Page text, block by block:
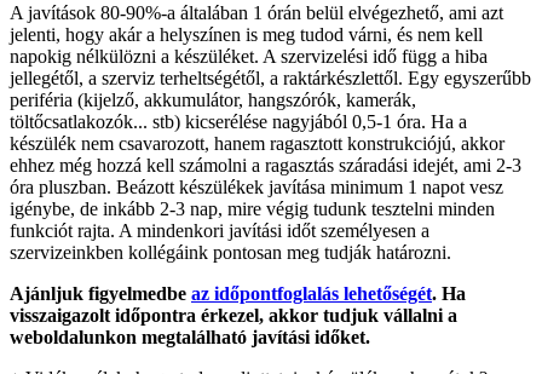
A javítások 80-90%-a általában 1 órán belül elvégezhető, ami azt
jelenti, hogy akár a helyszínen is meg tudod várni, és nem kell
napokig nélkülözni a készüléket. A szervizelési idő függ a hiba
jellegétől, a szerviz terheltségétől, a raktárkészlettől. Egy egyszerűbb
periféria (kijelző, akkumulátor, hangszórók, kamerák,
töltőcsatlakozók... stb) kicserélése nagyjából 0,5-1 óra. Ha a
készülék nem csavarozott, hanem ragasztott konstrukciójú, akkor
ehhez még hozzá kell számolni a ragasztás száradási idejét, ami 2-3
óra pluszban. Beázott készülékek javítása minimum 1 napot vesz
igénybe, de inkább 2-3 nap, mire végig tudunk tesztelni minden
funkciót rajta. A mindenkori javítási időt személyesen a
szervizeinkben kollégáink pontosan meg tudják határozni.
Ajánljuk figyelmedbe az időpontfoglalás lehetőségét. Ha
visszaigazolt időpontra érkezel, akkor tudjuk vállalni a
weboldalunkon megtalálható javítási időket.